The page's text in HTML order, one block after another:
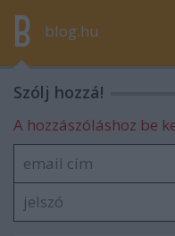
blog.hu
Szólj hozzá!
A hozzászóláshoz be